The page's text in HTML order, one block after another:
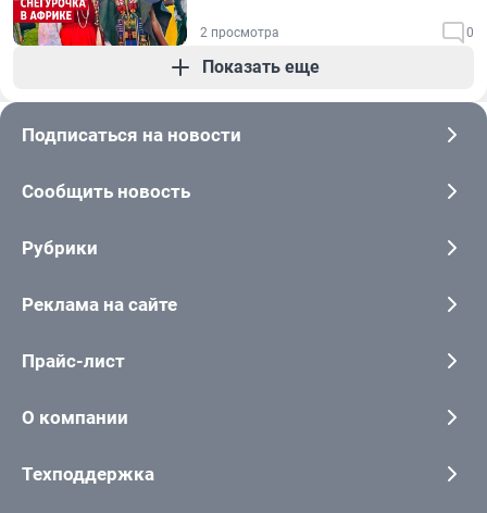
2 просмотра 0
Показать еще
Подписаться на новости
Сообщить новость
Рубрики
Реклама на сайте
Прайс-лист
О компании
Техподдержка